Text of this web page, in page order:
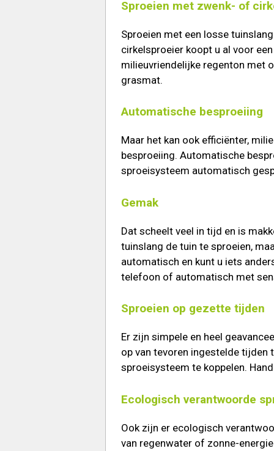
Sproeien met zwenk- of
Sproeien met een losse
cirkelsproeier koopt u al voor
milieuvriendelijke regenton met
grasmat.
Automatische besproeiing
Maar het kan ook efficiënter,
besproeiing. Automatische
sproeisysteem automatisch
Gemak
Dat scheelt veel in tijd en is
tuinslang de tuin te sproeien,
automatisch en kunt u iets
telefoon of automatisch met
Sproeien op gezette tijden
Er zijn simpele en heel
op van tevoren ingestelde tijden
sproeisysteem te koppelen.
Ecologisch verantwoorde
Ook zijn er ecologisch
van regenwater of zonne-